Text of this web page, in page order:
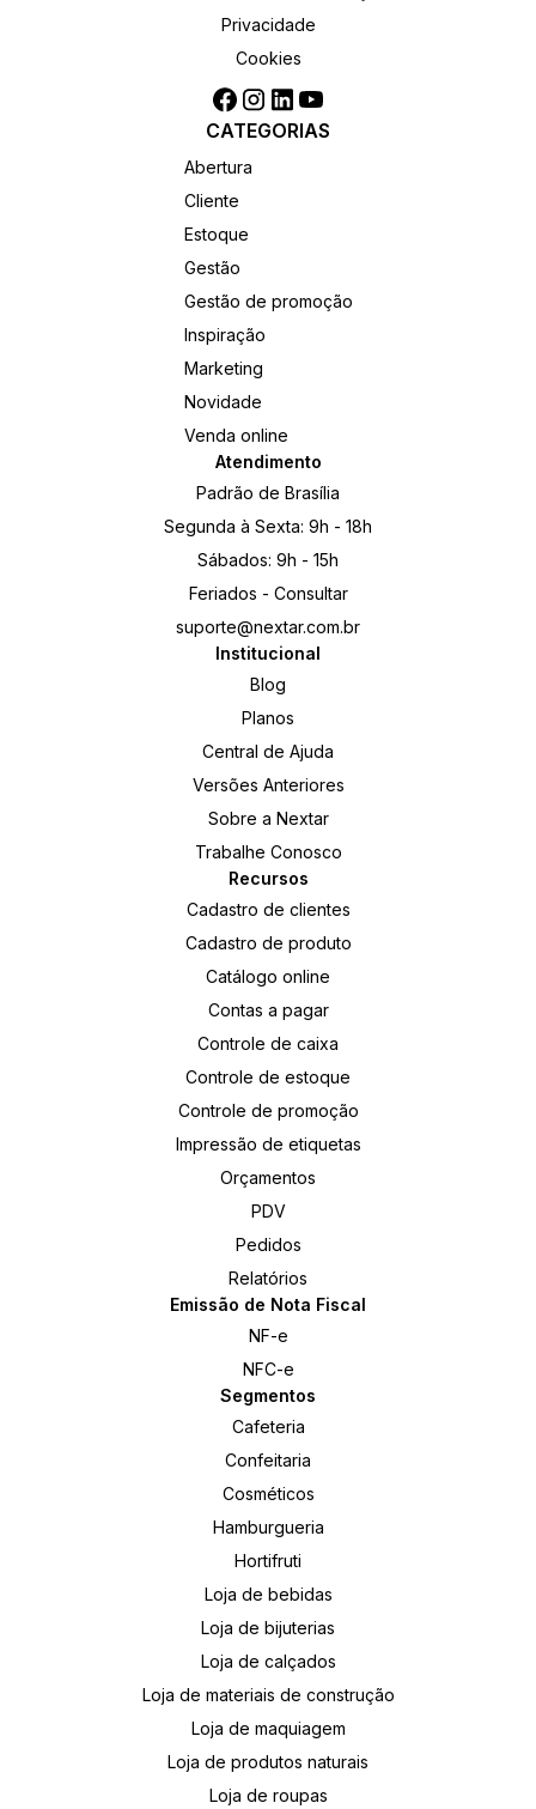
Privacidade
Cookies
CATEGORIAS
Abertura
Cliente
Estoque
Gestão
Gestão de promoção
Inspiração
Marketing
Novidade
Venda online
Atendimento
Padrão de Brasília
Segunda à Sexta: 9h - 18h
Sábados: 9h - 15h
Feriados - Consultar
suporte@nextar.com.br
Institucional
Blog
Planos
Central de Ajuda
Versões Anteriores
Sobre a Nextar
Trabalhe Conosco
Recursos
Cadastro de clientes
Cadastro de produto
Catálogo online
Contas a pagar
Controle de caixa
Controle de estoque
Controle de promoção
Impressão de etiquetas
Orçamentos
PDV
Pedidos
Relatórios
Emissão de Nota Fiscal
NF-e
NFC-e
Segmentos
Cafeteria
Confeitaria
Cosméticos
Hamburgueria
Hortifruti
Loja de bebidas
Loja de bijuterias
Loja de calçados
Loja de materiais de construção
Loja de maquiagem
Loja de produtos naturais
Loja de roupas